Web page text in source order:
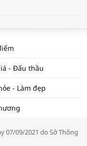
NĂM 2025 | NHỊP
#62
thương mại: Khơi
- Đấu thầu
- Làm đẹp
07/09/2021 do Sở Thông